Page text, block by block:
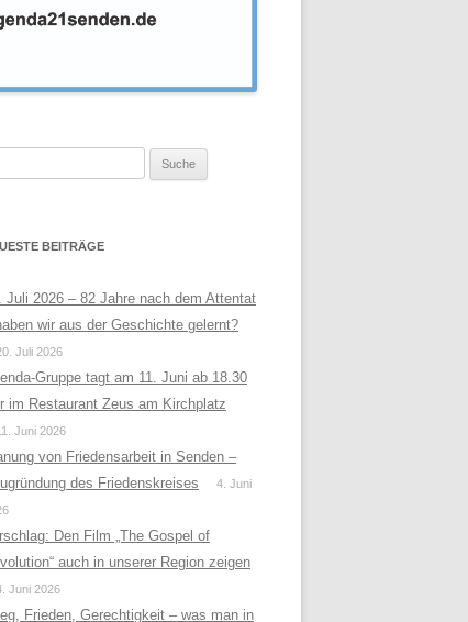
BEITRÄGE
Juli 2026 – 82 Jahre nach dem Attentat
wir aus der Geschichte gelernt?
Juli 2026
Gruppe tagt am 11. Juni ab 18.30
im Restaurant Zeus am Kirchplatz
Juni 2026
von Friedensarbeit in Senden –
des Friedenskreises
4. Juni
Den Film „The Gospel of
auch in unserer Region zeigen
Juni 2026
Frieden, Gerechtigkeit – was man in